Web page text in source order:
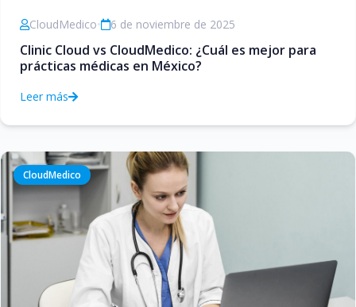
CloudMedico• 6 de noviembre de 2025
Clinic Cloud vs CloudMedico: ¿Cuál es mejor para
prácticas médicas en México?
Leer más
CloudMedico